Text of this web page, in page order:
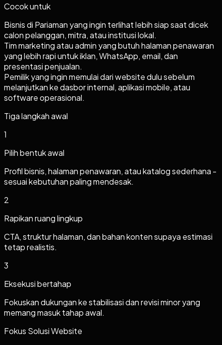
Cocok untuk
Bisnis di Pariaman yang ingin terlihat lebih siap saat dicek
calon pelanggan, mitra, atau institusi lokal.
Tim marketing atau admin yang butuh halaman penawaran
yang lebih rapi untuk iklan, WhatsApp, email, dan
presentasi penjualan.
Pemilik yang ingin memulai dari website dulu sebelum
melanjutkan ke dasbor internal, aplikasi mobile, atau
software operasional.
Tiga langkah awal
1
Pilih bentuk awal
Profil bisnis, halaman penawaran, atau katalog sederhana -
sesuai kebutuhan paling mendesak.
2
Rapikan ruang lingkup
CTA, struktur halaman, dan bahan konten supaya estimasi
tetap realistis.
3
Eksekusi bertahap
Fokuskan dukungan ke stabilisasi dan revisi minor yang
memang masuk tahap awal.
Fokus Solusi Website